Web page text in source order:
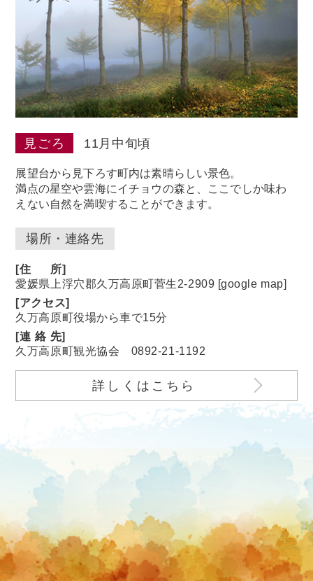
見ごろ 11月中旬頃
展望台から見下ろす町内は素晴らしい景色。
満点の星空や雲海にイチョウの森と、ここでしか味わ
えない自然を満喫することができます。
場所・連絡先
[住
所]
愛媛県上浮穴郡久万高原町菅生2-2909 [google map]
[アクセス]
久万高原町役場から車で15分
[連絡 先]
久万高原町観光協会 0892-21-1192
詳しくはこちら